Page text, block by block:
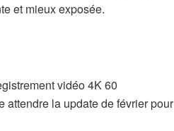
et mieux exposée.
vidéo 4K 60
attendre la update de février pour